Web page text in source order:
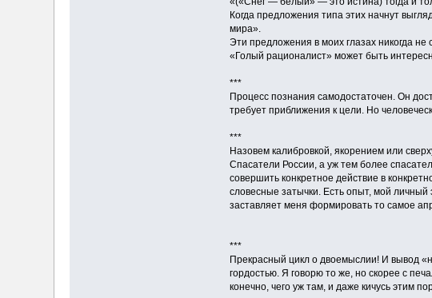
Когда предложения типа этих начнут
мира».
Эти предложения в моих глазах никогда
«Голый рационалист» может быть
***
Процесс познания самодостаточен. Он
требует приближения к цели. Но
***
Назовем калибровкой, якорением или
Спасатели России, а уж тем более
совершить конкретное действие в
словесные затычки. Есть опыт, мой
заставляет меня формировать то самое
***
Прекрасный цикл о двоемыслии! И вывод
гордостью. Я говорю то же, но скорее с
конечно, чего уж там, и даже кичусь этим